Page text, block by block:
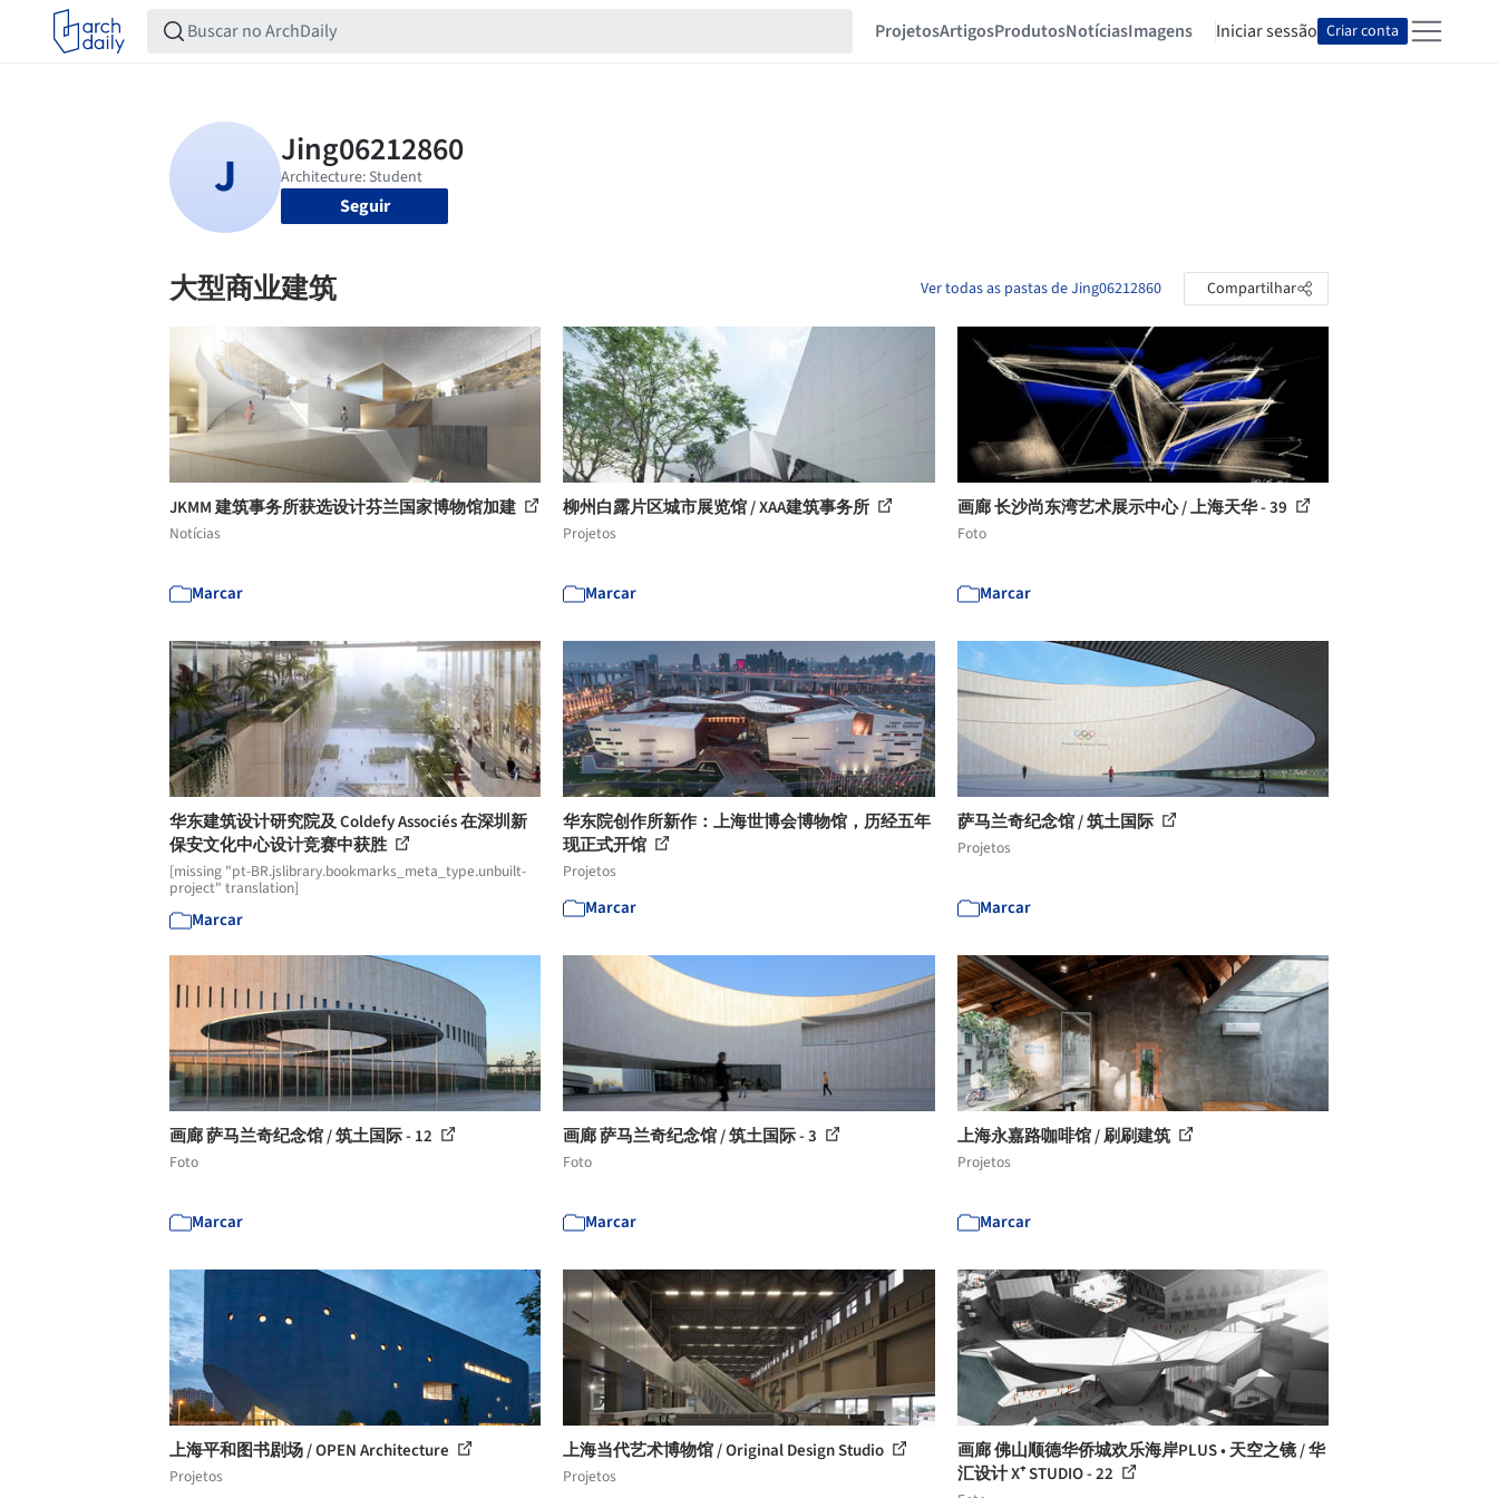
ProjetosArtigosProdutosNotíciasImagens Iniciar sessão Criar conta
Seguir
大型商业建筑 Ver todas as pastas de Jing06212860 Compartilhar
JKMM 建筑事务所获选设计芬兰国家博物馆加建
Notícias
Marcar
柳州白露片区城市展览馆 / XAA建筑事务所
Projetos
Marcar
画廊 长沙尚东湾艺术展示中心 / 上海天华 - 39
Foto
Marcar
华东建筑设计研究院及 Coldefy Associés 在深圳新
保安文化中心设计竞赛中获胜
[missing "pt-BR.jslibrary.bookmarks_meta_type.unbuilt-
project" translation]
Marcar
华东院创作所新作：上海世博会博物馆，历经五年
现正式开馆
Projetos
Marcar
萨马兰奇纪念馆 / 筑土国际
Projetos
Marcar
画廊 萨马兰奇纪念馆 / 筑土国际 - 12
Foto
Marcar
画廊 萨马兰奇纪念馆 / 筑土国际 - 3
Foto
Marcar
上海永嘉路咖啡馆 / 刷刷建筑
Projetos
Marcar
上海平和图书剧场 / OPEN Architecture
Projetos
上海当代艺术博物馆 / Original Design Studio
Projetos
画廊 佛山顺德华侨城欢乐海岸PLUS • 天空之镜 / 华
汇设计 X⁺ STUDIO - 22